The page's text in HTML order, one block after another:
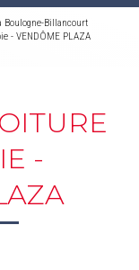
Boulogne-Billancourt
- VENDÔME PLAZA
-